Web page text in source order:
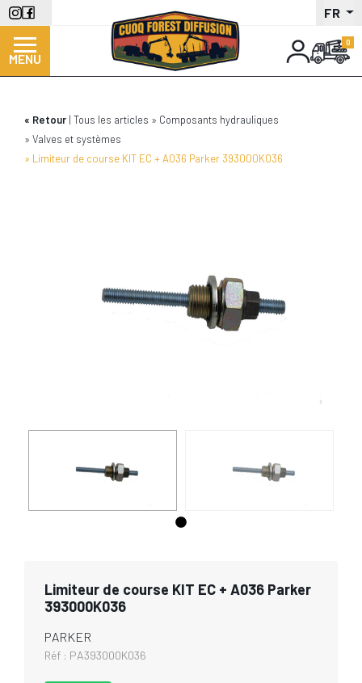
Aller
au
contenu
principal
FR
MENU
Retour Tous les articles
Composants hydrauliques
Valves et systèmes
Limiteur de course KIT EC + A036 Parker 393000K036
Limiteur de course KIT EC + A036 Parker
393000K036
PARKER
Réf : PA393000K036